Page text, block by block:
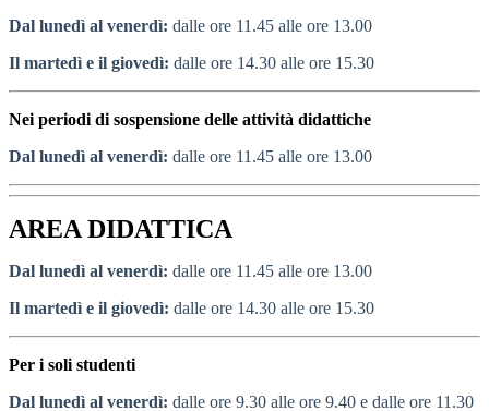
Dal lunedì al venerdì: dalle ore 11.45 alle ore 13.00
Il martedì e il giovedì: dalle ore 14.30 alle ore 15.30
Nei periodi di sospensione delle attività didattiche
Dal lunedì al venerdì: dalle ore 11.45 alle ore 13.00
AREA DIDATTICA
Dal lunedì al venerdì: dalle ore 11.45 alle ore 13.00
Il martedì e il giovedì: dalle ore 14.30 alle ore 15.30
Per i soli studenti
Dal lunedì al venerdì: dalle ore 9.30 alle ore 9.40 e dalle ore 11.30